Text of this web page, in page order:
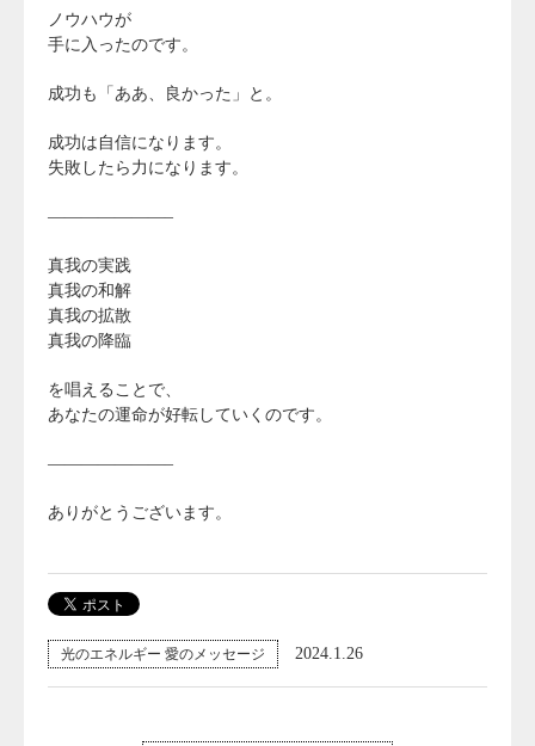
ノウハウが
手に入ったのです。
成功も「ああ、良かった」と。
成功は自信になります。
失敗したら力になります。
———————–
真我の実践
真我の和解
真我の拡散
真我の降臨
を唱えることで、
あなたの運命が好転していくのです。
———————–
ありがとうございます。
光のエネルギー 愛のメッセージ 2024.1.26